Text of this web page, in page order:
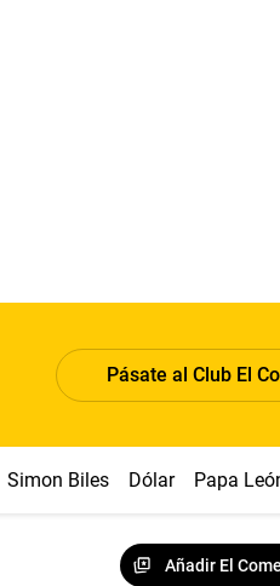
Pásate al Club El
Simon Biles Dólar Papa
Añadir El